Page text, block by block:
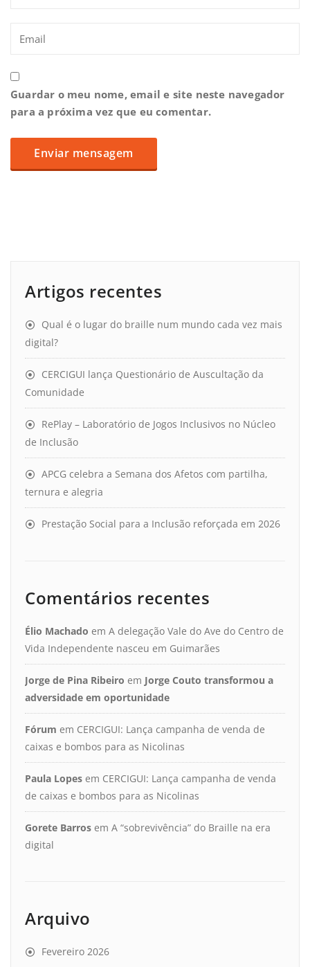
Guardar o meu nome, email e site neste navegador
para a próxima vez que eu comentar.
Artigos recentes
Qual é o lugar do braille num mundo cada vez mais
digital?
CERCIGUI lança Questionário de Auscultação da
Comunidade
RePlay – Laboratório de Jogos Inclusivos no Núcleo
de Inclusão
APCG celebra a Semana dos Afetos com partilha,
ternura e alegria
Prestação Social para a Inclusão reforçada em 2026
Comentários recentes
Élio Machado em A delegação Vale do Ave do Centro de
Vida Independente nasceu em Guimarães
Jorge de Pina Ribeiro em Jorge Couto transformou a
adversidade em oportunidade
Fórum em CERCIGUI: Lança campanha de venda de
caixas e bombos para as Nicolinas
Paula Lopes em CERCIGUI: Lança campanha de venda
de caixas e bombos para as Nicolinas
Gorete Barros em A “sobrevivência” do Braille na era
digital
Arquivo
Fevereiro 2026